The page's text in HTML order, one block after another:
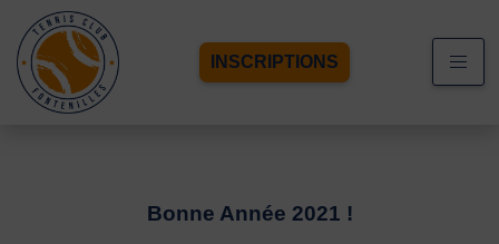
INSCRIPTIONS
Bonne Année 2021 !